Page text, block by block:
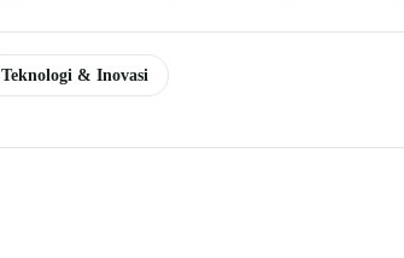
Teknologi & Inovasi